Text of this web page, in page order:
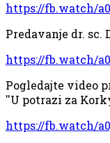
https://fb.watch/
Predavanje dr. sc.
https://fb.watch/
Pogledajte video
''U potrazi za
https://fb.watch/